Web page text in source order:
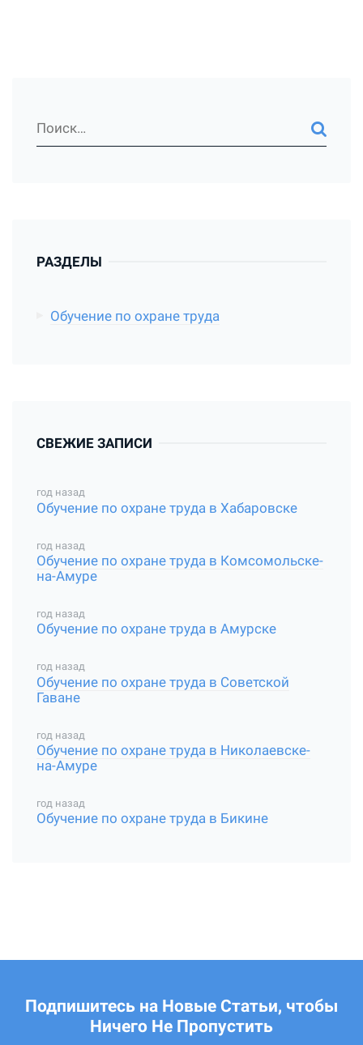
РАЗДЕЛЫ
Обучение по охране труда
СВЕЖИЕ ЗАПИСИ
год назад
Обучение по охране труда в Хабаровске
год назад
Обучение по охране труда в Комсомольске-
на-Амуре
год назад
Обучение по охране труда в Амурске
год назад
Обучение по охране труда в Советской
Гаване
год назад
Обучение по охране труда в Николаевске-
на-Амуре
год назад
Обучение по охране труда в Бикине
Подпишитесь на Новые Статьи, чтобы
Ничего Не Пропустить